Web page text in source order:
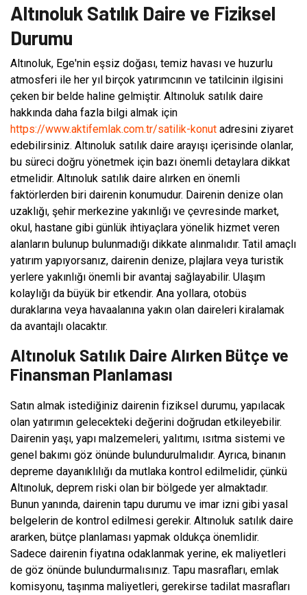
Altınoluk Satılık Daire ve Fiziksel
Durumu
Altınoluk, Ege'nin eşsiz doğası, temiz havası ve huzurlu
atmosferi ile her yıl birçok yatırımcının ve tatilcinin ilgisini
çeken bir belde haline gelmiştir. Altınoluk satılık daire
hakkında daha fazla bilgi almak için
https://www.aktifemlak.com.tr/satilik-konut adresini ziyaret
edebilirsiniz. Altınoluk satılık daire arayışı içerisinde olanlar,
bu süreci doğru yönetmek için bazı önemli detaylara dikkat
etmelidir. Altınoluk satılık daire alırken en önemli
faktörlerden biri dairenin konumudur. Dairenin denize olan
uzaklığı, şehir merkezine yakınlığı ve çevresinde market,
okul, hastane gibi günlük ihtiyaçlara yönelik hizmet veren
alanların bulunup bulunmadığı dikkate alınmalıdır. Tatil amaçlı
yatırım yapıyorsanız, dairenin denize, plajlara veya turistik
yerlere yakınlığı önemli bir avantaj sağlayabilir. Ulaşım
kolaylığı da büyük bir etkendir. Ana yollara, otobüs
duraklarına veya havaalanına yakın olan daireleri kiralamak
da avantajlı olacaktır.
Altınoluk Satılık Daire Alırken Bütçe ve
Finansman Planlaması
Satın almak istediğiniz dairenin fiziksel durumu, yapılacak
olan yatırımın gelecekteki değerini doğrudan etkileyebilir.
Dairenin yaşı, yapı malzemeleri, yalıtımı, ısıtma sistemi ve
genel bakımı göz önünde bulundurulmalıdır. Ayrıca, binanın
depreme dayanıklılığı da mutlaka kontrol edilmelidir, çünkü
Altınoluk, deprem riski olan bir bölgede yer almaktadır.
Bunun yanında, dairenin tapu durumu ve imar izni gibi yasal
belgelerin de kontrol edilmesi gerekir. Altınoluk satılık daire
ararken, bütçe planlaması yapmak oldukça önemlidir.
Sadece dairenin fiyatına odaklanmak yerine, ek maliyetleri
de göz önünde bulundurmalısınız. Tapu masrafları, emlak
komisyonu, taşınma maliyetleri, gerekirse tadilat masrafları